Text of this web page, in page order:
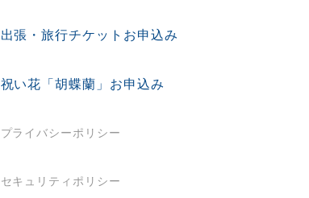
出張・旅行チケットお申込み
祝い花「胡蝶蘭」お申込み
プライバシーポリシー
セキュリティポリシー